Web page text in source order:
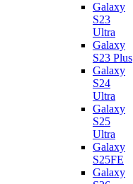
Galaxy
S23
Ultra
Galaxy
S23 Plus
Galaxy
S24
Ultra
Galaxy
S25
Ultra
Galaxy
S25FE
Galaxy